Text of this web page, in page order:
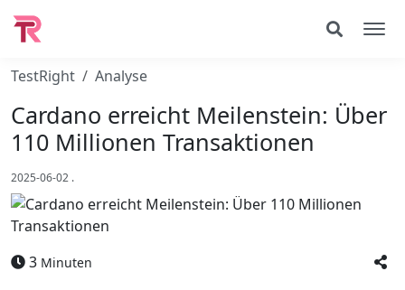
TestRight Analyse
Cardano erreicht Meilenstein: Über
110 Millionen Transaktionen
2025-06-02 .
3 Minuten